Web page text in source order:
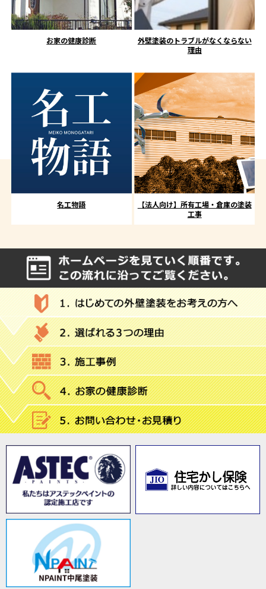
お家の健康診断
外壁塗装のトラブルがなくならない
理由
名工物語
【法人向け】所有工場・倉庫の塗装
工事